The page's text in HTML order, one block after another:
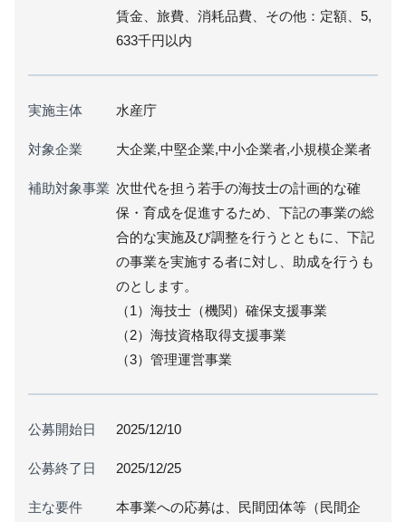
賃金、旅費、消耗品費、その他：定額、5,
633千円以内
実施主体 水産庁
対象企業 大企業,中堅企業,中小企業者,小規模企業者
補助対象事業 次世代を担う若手の海技士の計画的な確
保・育成を促進するため、下記の事業の総
合的な実施及び調整を行うとともに、下記
の事業を実施する者に対し、助成を行うも
のとします。
（1）海技士（機関）確保支援事業
（2）海技資格取得支援事業
（3）管理運営事業
公募開始日 2025/12/10
公募終了日 2025/12/25
主な要件
本事業への応募は、民間団体等（民間企